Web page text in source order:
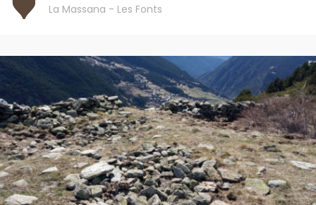
La Massana - Les Fonts